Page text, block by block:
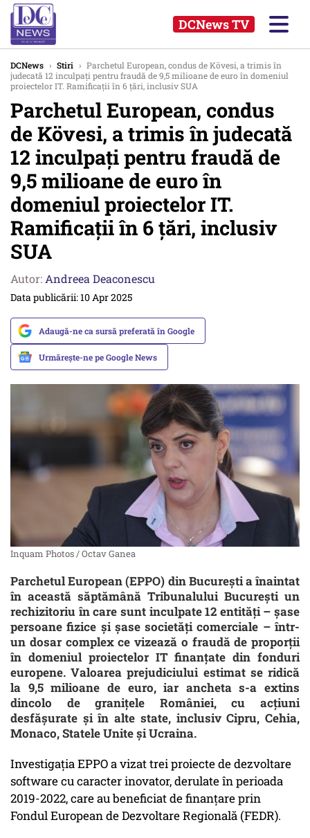
DCNews TV
DCNews › Stiri › Parchetul European, condus de Kövesi, a trimis în
judecată 12 inculpați pentru fraudă de 9,5 milioane de euro în domeniul
proiectelor IT. Ramificații în 6 țări, inclusiv SUA
Parchetul European, condus
de Kövesi, a trimis în judecată
12 inculpați pentru fraudă de
9,5 milioane de euro în
domeniul proiectelor IT.
Ramificații în 6 țări, inclusiv
SUA
Autor: Andreea Deaconescu
Data publicării: 10 Apr 2025
Adaugă-ne ca sursă preferată în Google
Urmărește-ne pe Google News
Inquam Photos / Octav Ganea
Parchetul European (EPPO) din București a înaintat
în această săptămână Tribunalului București un
rechizitoriu în care sunt inculpate 12 entități – șase
persoane fizice și șase societăți comerciale – într-
un dosar complex ce vizează o fraudă de proporții
în domeniul proiectelor IT finanțate din fonduri
europene. Valoarea prejudiciului estimat se ridică
la 9,5 milioane de euro, iar ancheta s-a extins
dincolo de granițele României, cu acțiuni
desfășurate și în alte state, inclusiv Cipru, Cehia,
Monaco, Statele Unite și Ucraina.
Investigația EPPO a vizat trei proiecte de dezvoltare
software cu caracter inovator, derulate în perioada
2019-2022, care au beneficiat de finanțare prin
Fondul European de Dezvoltare Regională (FEDR).